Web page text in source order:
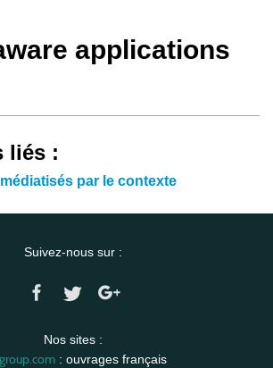
applications
liés :
par le contexte
Suivez-nous sur :
Nos sites :
: ouvrages français